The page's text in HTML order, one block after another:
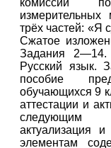
комиссии
трёх частей: «Я
Сжатое
Задания
Русский язык.
пособие
обучающихся 9
аттестации и
следующим
актуализация
элементам